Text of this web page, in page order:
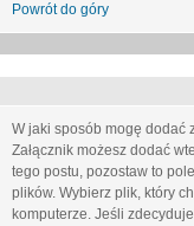
Powrót do góry
W jaki sposób mogę dodać
Załącznik możesz dodać
tego postu, pozostaw to
plików. Wybierz plik, który
komputerze. Jeśli